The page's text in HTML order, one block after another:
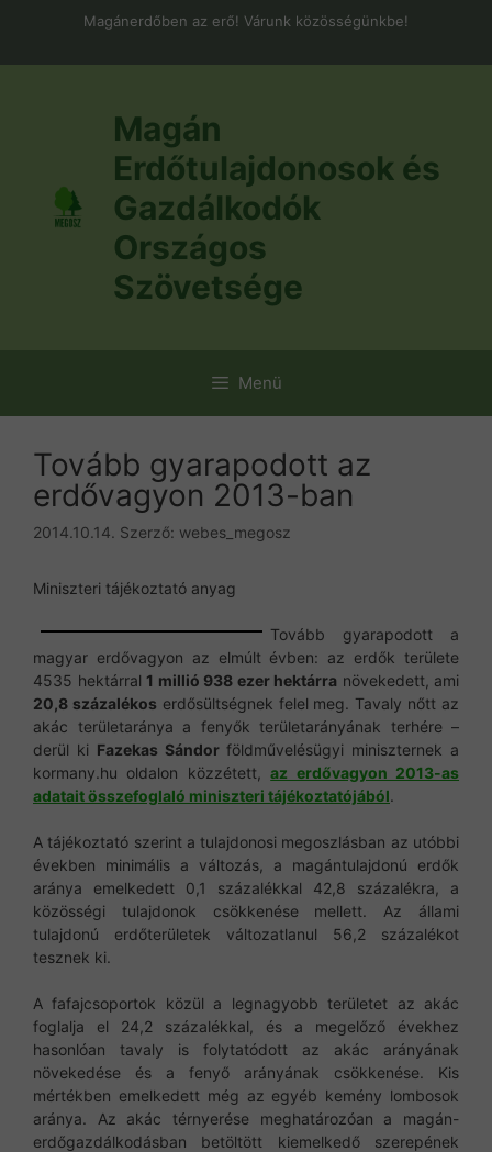
Magánerdőben az erő! Várunk közösségünkbe!
Magán
Erdőtulajdonosok és
Gazdálkodók
Országos
Szövetsége
Menü
Tovább gyarapodott az
erdővagyon 2013-ban
2014.10.14. Szerző: webes_megosz
Miniszteri tájékoztató anyag
Tovább gyarapodott a
magyar erdővagyon az elmúlt évben: az erdők területe
4535 hektárral 1 millió 938 ezer hektárra növekedett, ami
20,8 százalékos erdősültségnek felel meg. Tavaly nőtt az
akác területaránya a fenyők területarányának terhére –
derül ki Fazekas Sándorföldművelésügyi miniszternek a
kormany.hu oldalon közzétett,az erdővagyon 2013-as
adatait összefoglaló miniszteri tájékoztatójából.
A tájékoztató szerint a tulajdonosi megoszlásban az utóbbi
években minimális a változás, a magántulajdonú erdők
aránya emelkedett 0,1 százalékkal 42,8 százalékra, a
közösségi tulajdonok csökkenése mellett. Az állami
tulajdonú erdőterületek változatlanul 56,2 százalékot
tesznek ki.
A fafajcsoportok közül a legnagyobb területet az akác
foglalja el 24,2 százalékkal, és a megelőző évekhez
hasonlóan tavaly is folytatódott az akác arányának
növekedése és a fenyő arányának csökkenése. Kis
mértékben emelkedett még az egyéb kemény lombosok
aránya. Az akác térnyerése meghatározóan a magán-
erdőgazdálkodásban betöltött kiemelkedő szerepének